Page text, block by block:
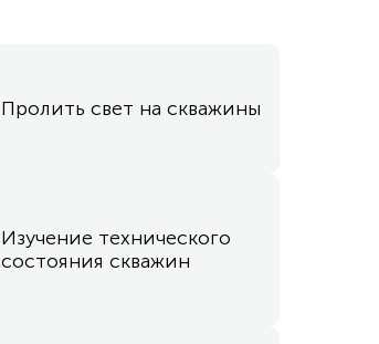
Пролить свет на скважины
Изучение технического
состояния скважин